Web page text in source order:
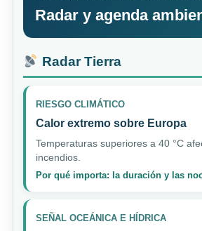
Radar y agenda
Radar Tierra
RIESGO CLIMÁTICO
Calor extremo sobre Europa
Temperaturas superiores a 40 °C
incendios.
Por qué importa: la duración y las
SEÑAL OCEÁNICA E HÍDRICA